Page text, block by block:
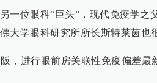
一位眼科“巨头”，现代免疫学之
大学眼科研究所所长斯特莱茵也
，进行眼前房关联性免疫偏差最